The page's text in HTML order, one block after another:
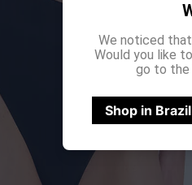
We noticed that
Would you like
go to the
Shop in Brazil